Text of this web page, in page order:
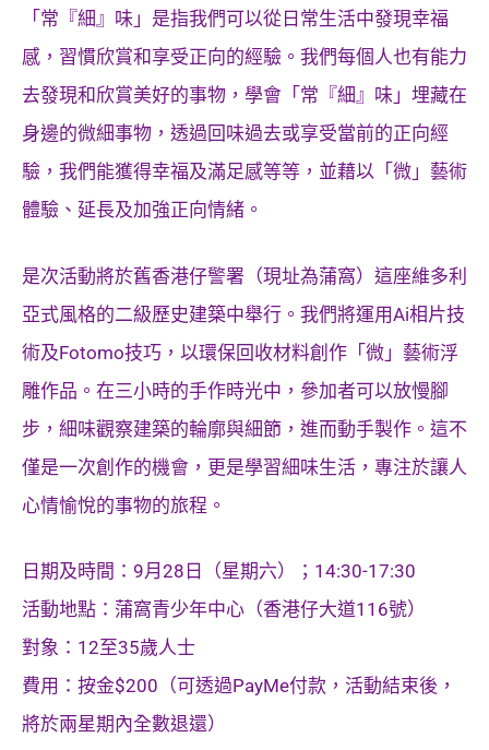
「常『細』味」是指我們可以從日常生活中發現幸福
感，習慣欣賞和享受正向的經驗。我們每個人也有能力
去發現和欣賞美好的事物，學會「常『細』味」埋藏在
身邊的微細事物，透過回味過去或享受當前的正向經
驗，我們能獲得幸福及滿足感等等，並藉以「微」藝術
體驗、延長及加強正向情緒。
是次活動將於舊香港仔警署（現址為蒲窩）這座維多利
亞式風格的二級歷史建築中舉行。我們將運用Ai相片技
術及Fotomo技巧，以環保回收材料創作「微」藝術浮
雕作品。在三小時的手作時光中，參加者可以放慢腳
步，細味觀察建築的輪廓與細節，進而動手製作。這不
僅是一次創作的機會，更是學習細味生活，專注於讓人
心情愉悅的事物的旅程。
日期及時間：9月28日（星期六）；14:30-17:30
活動地點：蒲窩青少年中心（香港仔大道116號）
對象：12至35歲人士
費用：按金$200（可透過PayMe付款，活動結束後，
將於兩星期內全數退還）